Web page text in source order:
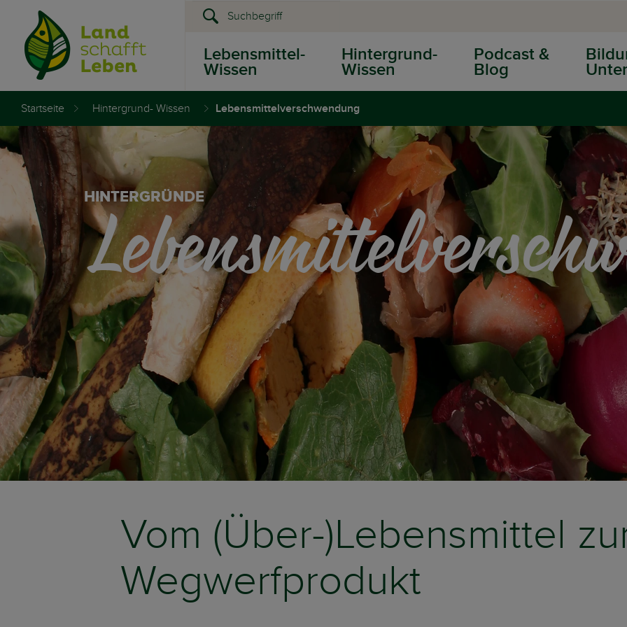
Lebensmittel-
Wissen
Hintergrund-
Wissen
Podcast &
Blog
Presse &
Events
Startseite Hintergrund- Wissen Lebensmittelverschwendung
HINTERGRÜNDE
Vom (Über-)Lebensmittel
Wegwerfprodukt